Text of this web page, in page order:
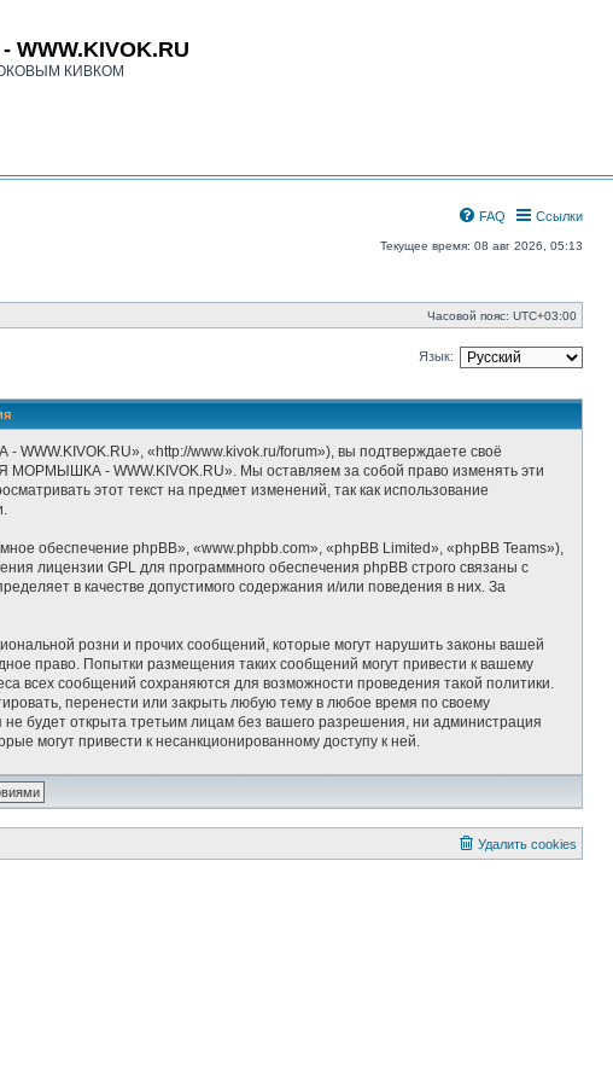
КИВКОМ
Ссылки
FAQ
Текущее время: 08 авг 2026, 05:13
Часовой пояс: UTC+03:00
Язык:
«http://www.kivok.ru/forum»), вы подтверждаете своё
МОРМЫШКА - WWW.KIVOK.RU». Мы оставляем за собой право изменять эти
этот текст на предмет изменений, так как использование
обеспечение phpBB», «www.phpbb.com», «phpBB Limited», «phpBB Teams»),
лицензии GPL для программного обеспечения phpBB строго связаны с
в качестве допустимого содержания и/или поведения в них. За
розни и прочих сообщений, которые могут нарушить законы вашей
право. Попытки размещения таких сообщений могут привести к вашему
всех сообщений сохраняются для возможности проведения такой политики.
перенести или закрыть любую тему в любое время по своему
будет открыта третьим лицам без вашего разрешения, ни администрация
могут привести к несанкционированному доступу к ней.
Удалить cookies